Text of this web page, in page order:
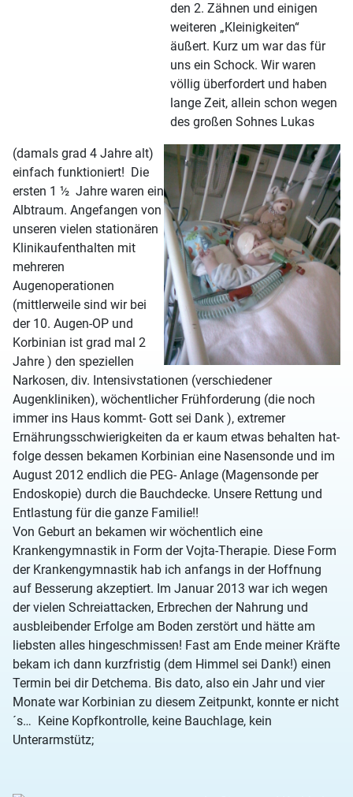
den 2. Zähnen und einigen
weiteren „Kleinigkeiten“
äußert. Kurz um war das für
uns ein Schock. Wir waren
völlig überfordert und haben
lange Zeit, allein schon wegen
des großen Sohnes Lukas
(damals grad 4 Jahre alt)
einfach funktioniert! Die
ersten 1 ½ Jahre waren ein
Albtraum. Angefangen von
unseren vielen stationären
Klinikaufenthalten mit
mehreren
Augenoperationen
(mittlerweile sind wir bei
der 10. Augen-OP und
Korbinian ist grad mal 2
Jahre ) den speziellen
Narkosen, div. Intensivstationen (verschiedener
Augenkliniken), wöchentlicher Frühforderung (die noch
immer ins Haus kommt- Gott sei Dank ), extremer
Ernährungsschwierigkeiten da er kaum etwas behalten hat-
folge dessen bekamen Korbinian eine Nasensonde und im
August 2012 endlich die PEG- Anlage (Magensonde per
Endoskopie) durch die Bauchdecke. Unsere Rettung und
Entlastung für die ganze Familie!!
Von Geburt an bekamen wir wöchentlich eine
Krankengymnastik in Form der Vojta-Therapie. Diese Form
der Krankengymnastik hab ich anfangs in der Hoffnung
auf Besserung akzeptiert. Im Januar 2013 war ich wegen
der vielen Schreiattacken, Erbrechen der Nahrung und
ausbleibender Erfolge am Boden zerstört und hätte am
liebsten alles hingeschmissen! Fast am Ende meiner Kräfte
bekam ich dann kurzfristig (dem Himmel sei Dank!) einen
Termin bei dir Detchema. Bis dato, also ein Jahr und vier
Monate war Korbinian zu diesem Zeitpunkt, konnte er nicht
´s… Keine Kopfkontrolle, keine Bauchlage, kein
Unterarmstütz;